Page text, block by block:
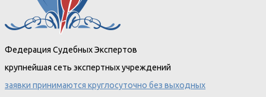
Федерация Судебных Экспертов
крупнейшая сеть экспертных учреждений
заявки принимаются круглосуточно без выходных